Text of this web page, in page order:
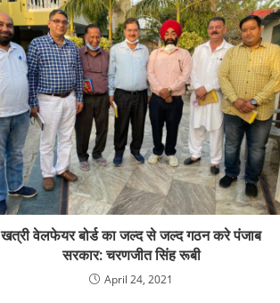
खत्री वेलफेयर बोर्ड का जल्द से जल्द गठन करे पंजाब
सरकार: चरणजीत सिंह रूबी
April 24, 2021